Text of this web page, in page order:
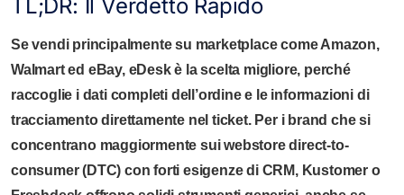
TL;DR: Il Verdetto Rapido
Se vendi principalmente su marketplace come Amazon,
Walmart ed eBay, eDesk è la scelta migliore, perché
raccoglie i dati completi dell’ordine e le informazioni di
tracciamento direttamente nel ticket. Per i brand che si
concentrano maggiormente sui webstore direct-to-
consumer (DTC) con forti esigenze di CRM, Kustomer o